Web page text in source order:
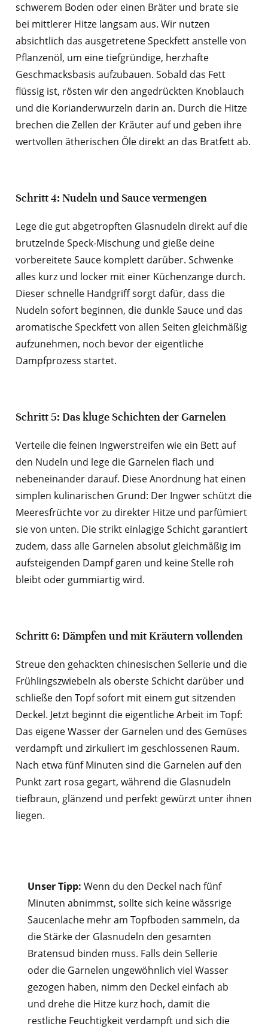
schwerem Boden oder einen Bräter und brate sie
bei mittlerer Hitze langsam aus. Wir nutzen
absichtlich das ausgetretene Speckfett anstelle von
Pflanzenöl, um eine tiefgründige, herzhafte
Geschmacksbasis aufzubauen. Sobald das Fett
flüssig ist, rösten wir den angedrückten Knoblauch
und die Korianderwurzeln darin an. Durch die Hitze
brechen die Zellen der Kräuter auf und geben ihre
wertvollen ätherischen Öle direkt an das Bratfett ab.
Schritt 4: Nudeln und Sauce vermengen
Lege die gut abgetropften Glasnudeln direkt auf die
brutzelnde Speck-Mischung und gieße deine
vorbereitete Sauce komplett darüber. Schwenke
alles kurz und locker mit einer Küchenzange durch.
Dieser schnelle Handgriff sorgt dafür, dass die
Nudeln sofort beginnen, die dunkle Sauce und das
aromatische Speckfett von allen Seiten gleichmäßig
aufzunehmen, noch bevor der eigentliche
Dampfprozess startet.
Schritt 5: Das kluge Schichten der Garnelen
Verteile die feinen Ingwerstreifen wie ein Bett auf
den Nudeln und lege die Garnelen flach und
nebeneinander darauf. Diese Anordnung hat einen
simplen kulinarischen Grund: Der Ingwer schützt die
Meeresfrüchte vor zu direkter Hitze und parfümiert
sie von unten. Die strikt einlagige Schicht garantiert
zudem, dass alle Garnelen absolut gleichmäßig im
aufsteigenden Dampf garen und keine Stelle roh
bleibt oder gummiartig wird.
Schritt 6: Dämpfen und mit Kräutern vollenden
Streue den gehackten chinesischen Sellerie und die
Frühlingszwiebeln als oberste Schicht darüber und
schließe den Topf sofort mit einem gut sitzenden
Deckel. Jetzt beginnt die eigentliche Arbeit im Topf:
Das eigene Wasser der Garnelen und des Gemüses
verdampft und zirkuliert im geschlossenen Raum.
Nach etwa fünf Minuten sind die Garnelen auf den
Punkt zart rosa gegart, während die Glasnudeln
tiefbraun, glänzend und perfekt gewürzt unter ihnen
liegen.
Unser Tipp: Wenn du den Deckel nach fünf
Minuten abnimmst, sollte sich keine wässrige
Saucenlache mehr am Topfboden sammeln, da
die Stärke der Glasnudeln den gesamten
Bratensud binden muss. Falls dein Sellerie
oder die Garnelen ungewöhnlich viel Wasser
gezogen haben, nimm den Deckel einfach ab
und drehe die Hitze kurz hoch, damit die
restliche Feuchtigkeit verdampft und sich die